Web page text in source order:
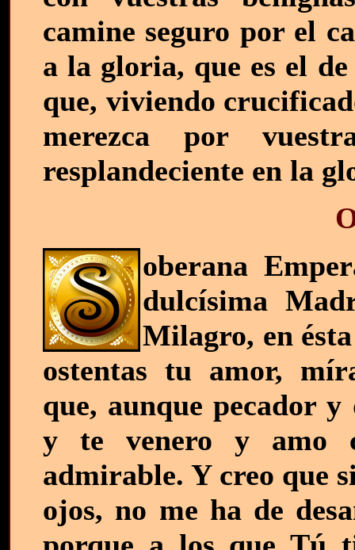
camine seguro por el
a la gloria, que es el
que, viviendo
merezca por
resplandeciente en la
oberana
dulcísima
Milagro, en
ostentas tu amor,
que, aunque pecador
y te venero y amo
admirable. Y creo que
ojos, no me ha de